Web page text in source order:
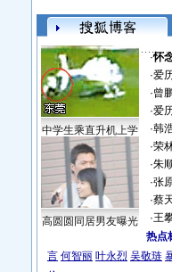
中学生乘直升机上学
高圆圆同居男友曝光
·怀
·爱
·曾
·爱
·韩
·荣
·朱
·张
·蔡
·王
热点
言 何智丽 叶永烈 吴敬琏